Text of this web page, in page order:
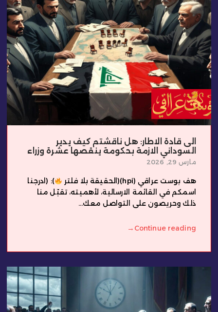
الى قادة الاطار: هل ناقشتم كيف يدير
السوداني الازمة بحكومة ينقصها عشرة وزراء
مارس 29, 2026
هف بوست عراقي (hpi)(الحقيقة بلا فلتر
): (ادرجنا
اسمكم في القائمة الارسالية، لأهميته، تقبّل منا
ذلك وحريصون على التواصل معك...
Continue reading
→